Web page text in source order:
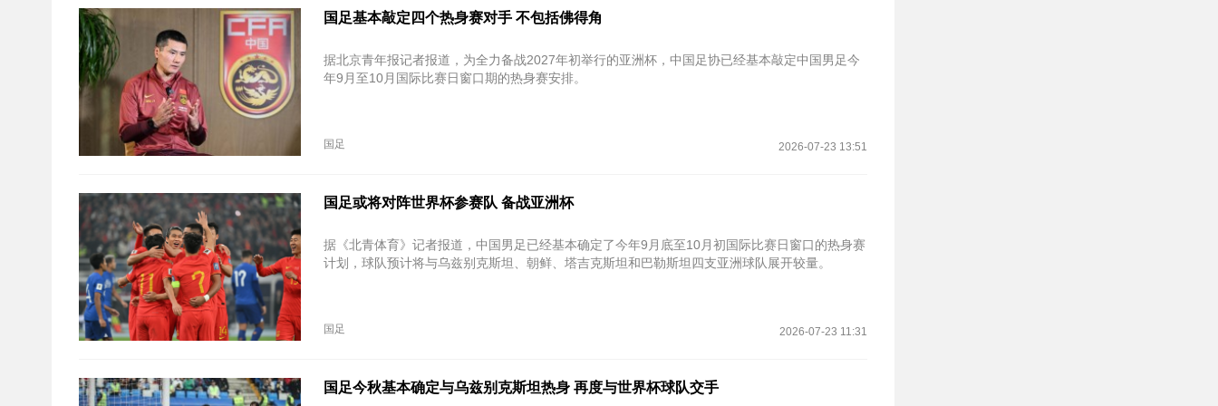
国足基本敲定四个热身赛对手 不包括佛得角
据北京青年报记者报道，为全力备战2027年初举行的亚洲杯，中国足协已经基本敲定中国男足今
年9月至10月国际比赛日窗口期的热身赛安排。
国足 2026-07-23 13:51
国足或将对阵世界杯参赛队 备战亚洲杯
据《北青体育》记者报道，中国男足已经基本确定了今年9月底至10月初国际比赛日窗口的热身赛
计划，球队预计将与乌兹别克斯坦、朝鲜、塔吉克斯坦和巴勒斯坦四支亚洲球队展开较量。
国足 2026-07-23 11:31
国足今秋基本确定与乌兹别克斯坦热身 再度与世界杯球队交手